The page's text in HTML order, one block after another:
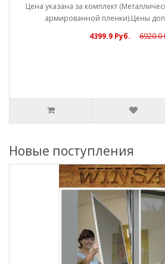
Цена указана за комплект
армированной пленки).Цены
4399.9 Руб.
6920.0
Новые поступления